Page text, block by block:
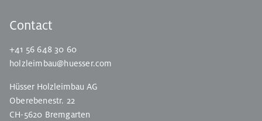
Contact
+41 56 648 30 60
holzleimbau@huesser.com
Hüsser Holzleimbau AG
Oberebenestr. 22
CH-5620 Bremgarten